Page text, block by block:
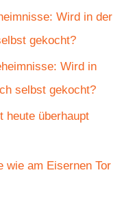
Wird in der
gekocht?
Wird in
selbst gekocht?
heute überhaupt
wie am Eisernen Tor